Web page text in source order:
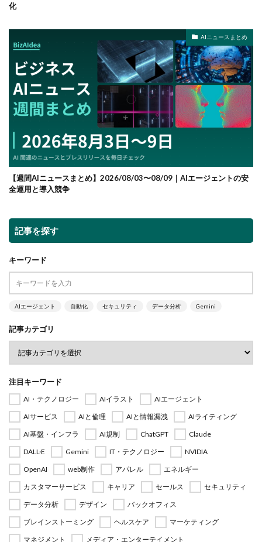
化
AIニュースまとめ
【週間AIニュースまとめ】2026/08/03〜08/09｜AIエージェントの安
全運用と導入競争
記事を探す
キーワード
AIエージェント 自動化 セキュリティ データ分析 Gemini
記事カテゴリ
注目キーワード
AI・テクノロジー AIイラスト
AIエージェント
AIサービス
AIと倫理 AIと情報漏洩
AIライティング
AI基盤・インフラ
AI規制 ChatGPT
Claude
DALL·E
Gemini IT・テクノロジー
NVIDIA
OpenAI
web制作 アパレル
エネルギー
カスタマーサービス
キャリア セールス
セキュリティ
データ分析
デザイン
バックオフィス
ブレインストーミング
ヘルスケア
マーケティング
マネジメント
メディア・エンターテイメント